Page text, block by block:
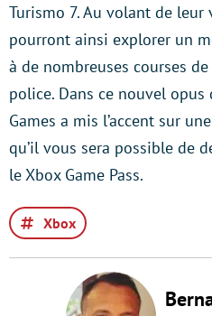
Turismo 7. Au volant de leur
pourront ainsi explorer un
à de nombreuses courses
police. Dans ce nouvel opus
Games a mis l’accent sur
qu’il vous sera possible de
le Xbox Game Pass.
Xbox